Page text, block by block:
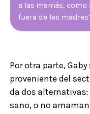
a las mamás,
fuera de las
Por otra parte,
proveniente del
da dos
sano, o no